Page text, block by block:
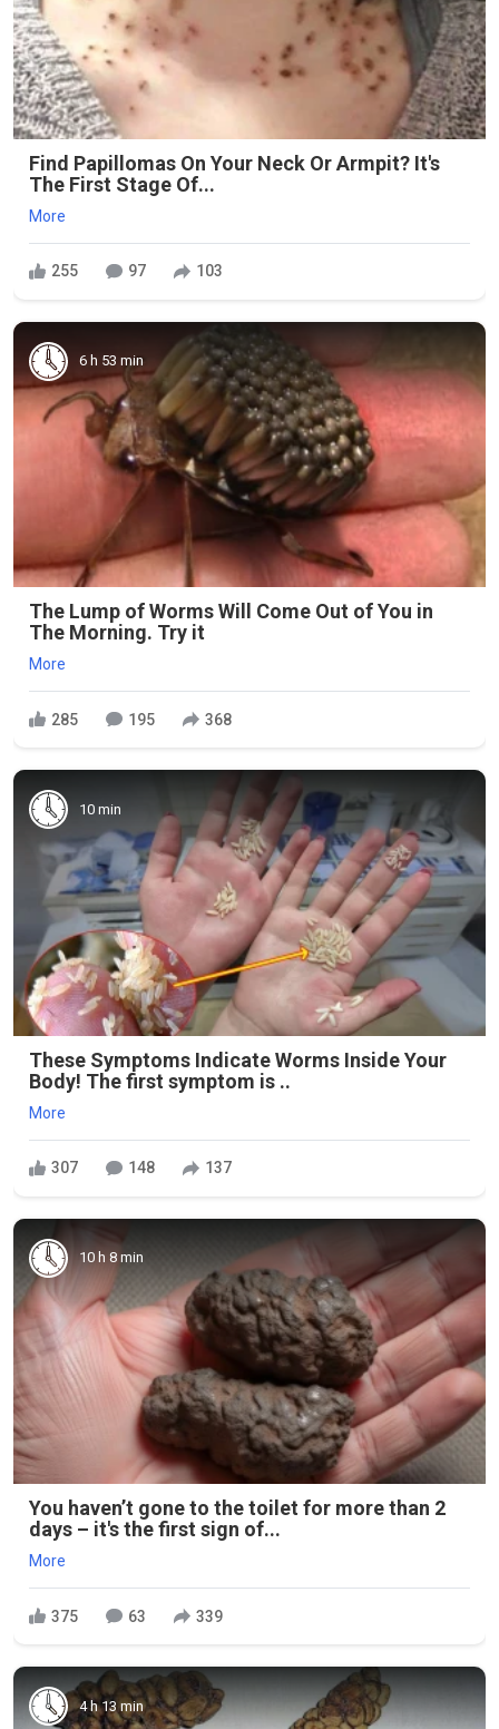
Find Papillomas On Your Neck Or Armpit? It's
The First Stage Of...
More
255 97 103
6 h 53 min
The Lump of Worms Will Come Out of You in
The Morning. Try it
More
285 195 368
10 min
These Symptoms Indicate Worms Inside Your
Body! The first symptom is ..
More
307 148 137
10 h 8 min
You haven’t gone to the toilet for more than 2
days – it's the first sign of...
More
375 63 339
4 h 13 min